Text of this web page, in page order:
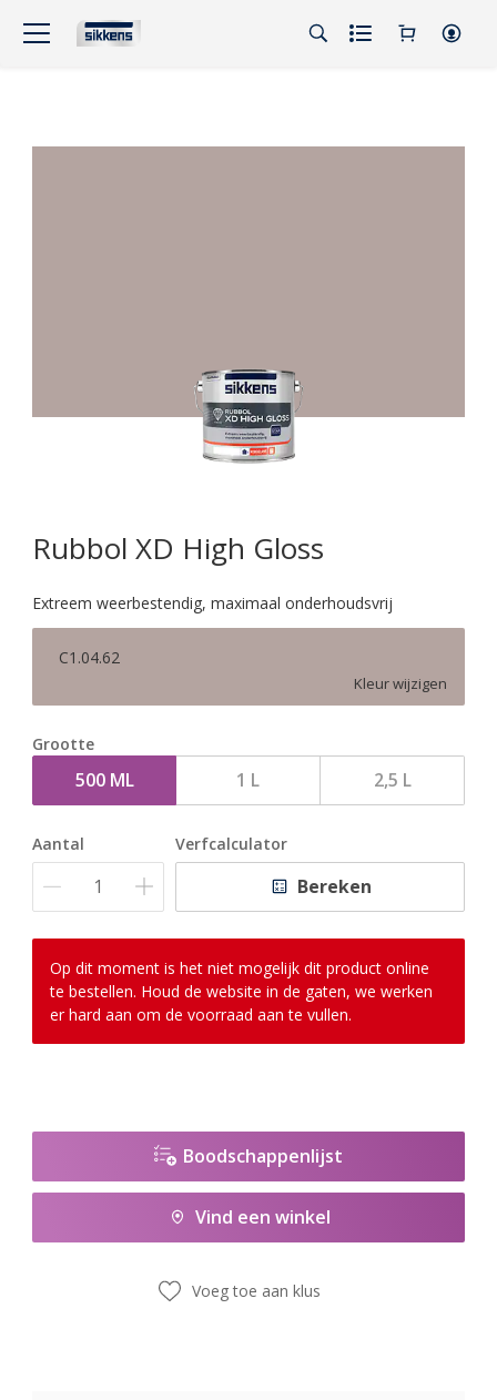
Rubbol XD High Gloss
Extreem weerbestendig, maximaal onderhoudsvrij
C1.04.62
Kleur wijzigen
Grootte
500 ML 1 L 2,5 L
Aantal Verfcalculator
Bereken
Op dit moment is het niet mogelijk dit product online
te bestellen. Houd de website in de gaten, we werken
er hard aan om de voorraad aan te vullen.
Boodschappenlijst
Vind een winkel
Voeg toe aan klus